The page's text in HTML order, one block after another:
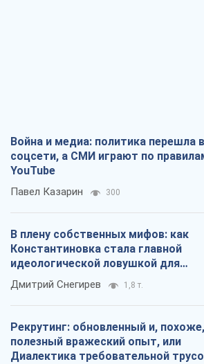
Война и медиа: политика перешла в
соцсети, а СМИ играют по
YouTube
Павел Казарин 300
В плену собственных мифов: как
Константиновка стала главной
идеологической ловушкой для
российских оккупантов
Дмитрий Снегирев 1,8 т.
Рекрутинг: обновленный и, похоже,
полезный вражеский опыт, или
Диалектика требовательной